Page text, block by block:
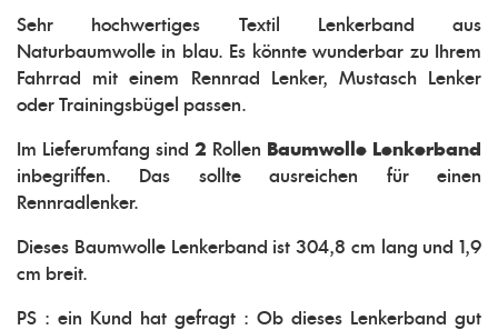
Sehr hochwertiges Textil Lenkerband aus
Naturbaumwolle in blau. Es könnte wunderbar zu Ihrem
Fahrrad mit einem Rennrad Lenker, Mustasch Lenker
oder Trainingsbügel passen.
Im Lieferumfang sind 2 Rollen
Baumwolle Lenkerband
inbegriffen. Das sollte ausreichen für einen
Rennradlenker.
Dieses Baumwolle Lenkerband ist 304,8 cm lang und 1,9
cm breit.
PS : ein Kund hat gefragt : Ob dieses Lenkerband gut